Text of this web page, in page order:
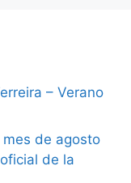
– Verano
mes de agosto
de la